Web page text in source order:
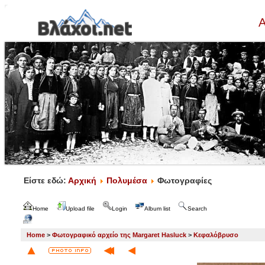
Είστε εδώ: Αρχική Πολυμέσα Φωτογραφίες
Home Upload file Login Album list Search
Home > Φωτογραφικό αρχείο της Margaret Hasluck > Κεφαλόβρυσο